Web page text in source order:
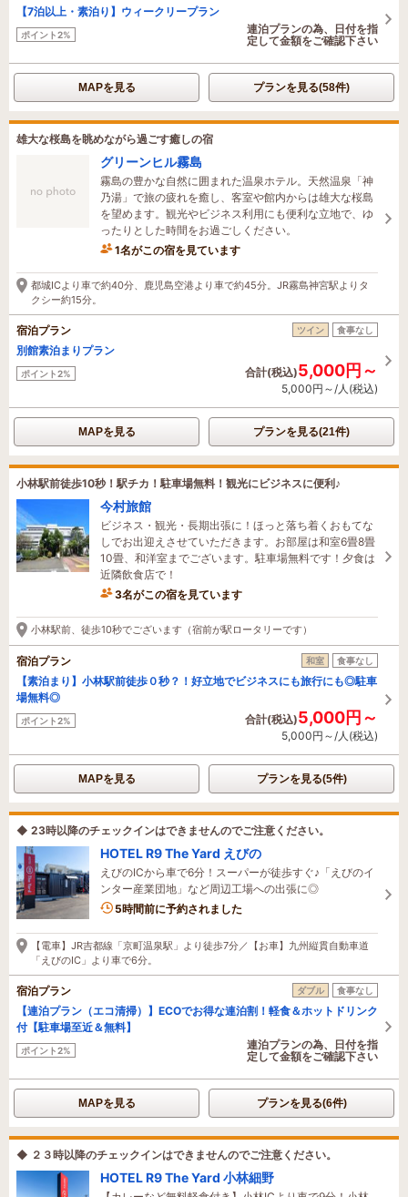
【7泊以上・素泊り】ウィークリープラン
ポイント2%
連泊プランの為、日付を指
定して金額をご確認下さい
MAPを見る プランを見る(58件)
雄大な桜島を眺めながら過ごす癒しの宿
グリーンヒル霧島
霧島の豊かな自然に囲まれた温泉ホテル。天然温泉「神
乃湯」で旅の疲れを癒し、客室や館内からは雄大な桜島
を望めます。観光やビジネス利用にも便利な立地で、ゆ
ったりとした時間をお過ごしください。
1名がこの宿を見ています
19時間前に予約されました
都城ICより車で約40分、鹿児島空港より車で約45分。JR霧島神宮駅よりタ
クシー約15分。
宿泊プラン ツイン 食事なし
別館素泊まりプラン
ポイント2% 合計(税込)5,000円～
5,000円～/人(税込)
MAPを見る プランを見る(21件)
小林駅前徒歩10秒！駅チカ！駐車場無料！観光にビジネスに便利♪
今村旅館
ビジネス・観光・長期出張に！ほっと落ち着くおもてな
しでお出迎えさせていただきます。お部屋は和室6畳8畳
10畳、和洋室までございます。駐車場無料です！夕食は
近隣飲食店で！
3名がこの宿を見ています
19時間前に予約されました
小林駅前、徒歩10秒でございます（宿前が駅ロータリーです）
宿泊プラン 和室 食事なし
【素泊まり】小林駅前徒歩０秒？！好立地でビジネスにも旅行にも◎駐車
場無料◎
ポイント2% 合計(税込)5,000円～
5,000円～/人(税込)
MAPを見る プランを見る(5件)
◆ 23時以降のチェックインはできませんのでご注意ください。
HOTEL R9 The Yard えびの
えびのICから車で6分！スーパーが徒歩すぐ♪「えびのイ
ンター産業団地」など周辺工場への出張に◎
5時間前に予約されました
【電車】JR吉都線「京町温泉駅」より徒歩7分／【お車】九州縦貫自動車道
「えびのIC」より車で6分。
宿泊プラン ダブル 食事なし
【連泊プラン（エコ清掃）】ECOでお得な連泊割！軽食＆ホットドリンク
付【駐車場至近＆無料】
ポイント2%
連泊プランの為、日付を指
定して金額をご確認下さい
MAPを見る プランを見る(6件)
◆ ２３時以降のチェックインはできませんのでご注意ください。
HOTEL R9 The Yard 小林細野